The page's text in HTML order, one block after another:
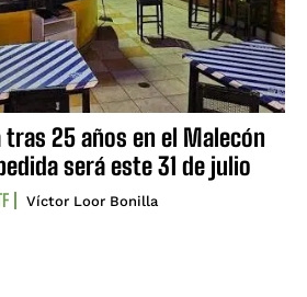
tras 25 años en el Malecón
será este 31 de julio
Víctor Loor Bonilla